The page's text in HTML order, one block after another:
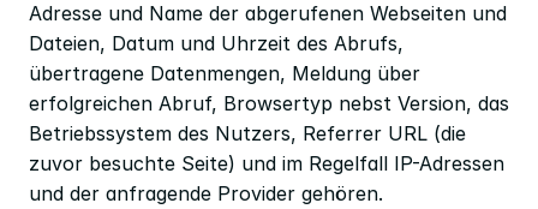
Adresse und Name der abgerufenen Webseiten und
Dateien, Datum und Uhrzeit des Abrufs,
übertragene Datenmengen, Meldung über
erfolgreichen Abruf, Browsertyp nebst Version, das
Betriebssystem des Nutzers, Referrer URL (die
zuvor besuchte Seite) und im Regelfall IP-Adressen
und der anfragende Provider gehören.